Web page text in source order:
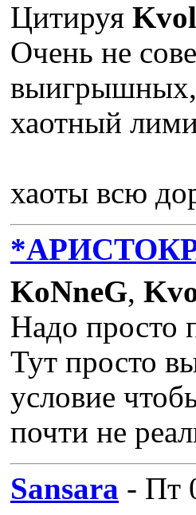
Цитируя
Очень не
хаотный
хаоты всю
KoNneG,
Надо просто
Тут просто
условие
почти не
Sansara - Пт